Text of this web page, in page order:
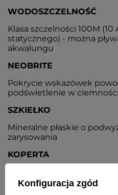
WODOSZCZELNOŚĆ
Klasa szczelności 100M
statycznego) - można
akwalungu
NEOBRITE
Pokrycie wskazówek
podświetlenie w
SZKIEŁKO
Mineralne płaskie o
zarysowania
KOPERTA
BEZEL / PIERŚCIEŃ
Konfiguracja zgód